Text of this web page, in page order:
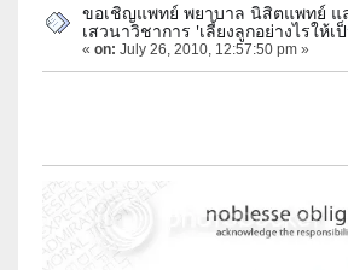
ขอเชิญแพทย์ พยาบาล นิสิตแพทย์ แ
เสวนาวิชาการ 'เลี้ยงลูกอย่างไรให้เ
« on: July 26, 2010, 12:57:50 pm »